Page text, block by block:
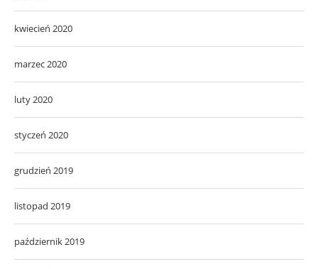
kwiecień 2020
marzec 2020
luty 2020
styczeń 2020
grudzień 2019
listopad 2019
październik 2019